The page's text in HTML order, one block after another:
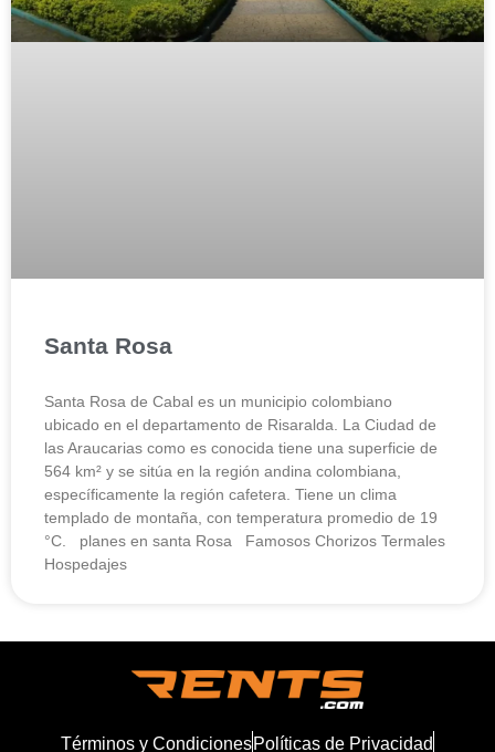
Santa Rosa
Santa Rosa de Cabal es un municipio colombiano
ubicado en el departamento de Risaralda. La Ciudad de
las Araucarias como es conocida tiene una superficie de
564 km² y se sitúa en la región andina colombiana,
específicamente la región cafetera. Tiene un clima
templado de montaña, con temperatura promedio de 19
°C. planes en santa Rosa Famosos Chorizos Termales
Hospedajes
Términos y CondicionesPolíticas de Privacidad